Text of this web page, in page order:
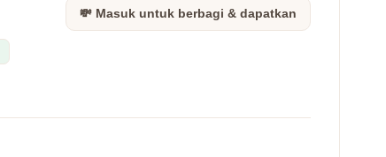
💸 Masuk untuk berbagi & dapatkan